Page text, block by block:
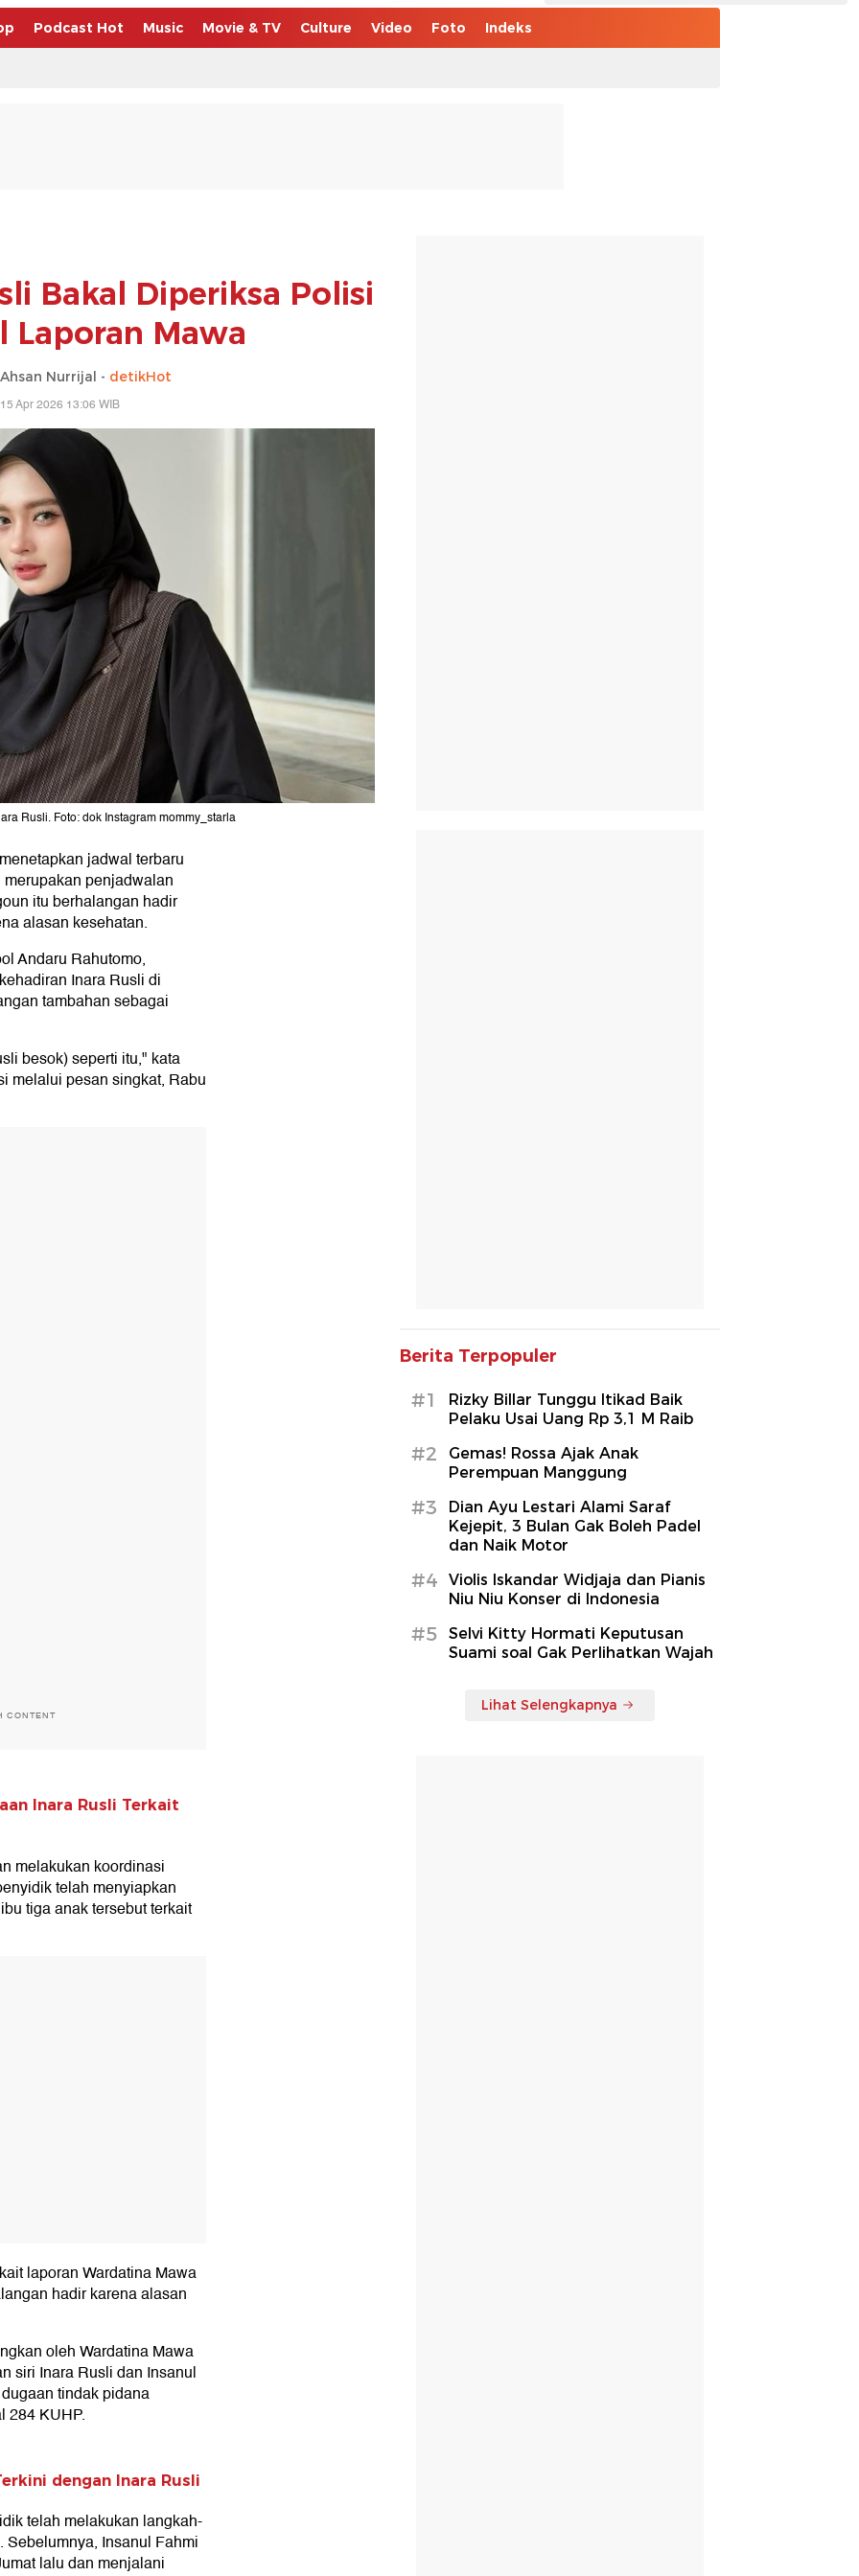
Podcast Hot Music Movie & TV Culture Video Foto Indeks
Bakal Diperiksa Polisi
Laporan Mawa
Nurrijal - detikHot
Apr 2026 13:06 WIB
Rusli. Foto: dok Instagram mommy_starla
jadwal terbaru
merupakan penjadwalan
itu berhalangan hadir
alasan kesehatan.
Andaru Rahutomo,
Inara Rusli di
tambahan sebagai
besok) seperti itu," kata
melalui pesan singkat, Rabu
CONTENT
Inara Rusli Terkait
melakukan koordinasi
telah menyiapkan
tiga anak tersebut terkait
laporan Wardatina Mawa
hadir karena alasan
oleh Wardatina Mawa
siri Inara Rusli dan Insanul
tindak pidana
284 KUHP.
dengan Inara Rusli
telah melakukan langkah-
Insanul Fahmi
lalu dan menjalani
Berita Terpopuler
#1
Rizky Billar Tunggu Itikad Baik
Pelaku Usai Uang Rp 3,1 M Raib
#2
Gemas! Rossa Ajak Anak
Perempuan Manggung
#3
Dian Ayu Lestari Alami Saraf
Kejepit, 3 Bulan Gak Boleh Padel
dan Naik Motor
#4
Violis Iskandar Widjaja dan Pianis
Niu Niu Konser di Indonesia
#5
Selvi Kitty Hormati Keputusan
Suami soal Gak Perlihatkan Wajah
Lihat Selengkapnya